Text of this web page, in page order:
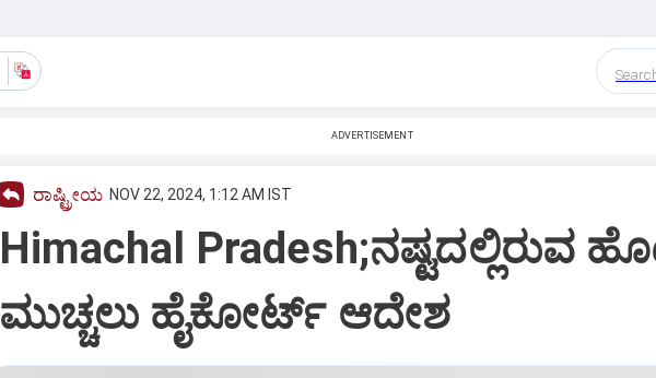
ADVERTISEMENT
ರಾಷ್ಟ್ರೀಯ NOV 22, 2024, 1:12 AM IST
Himachal Pradesh;ನಷ್ಟದಲ್ಲಿರುವ
ಮುಚ್ಚಲು ಹೈಕೋರ್ಟ್‌ ಆದೇಶ